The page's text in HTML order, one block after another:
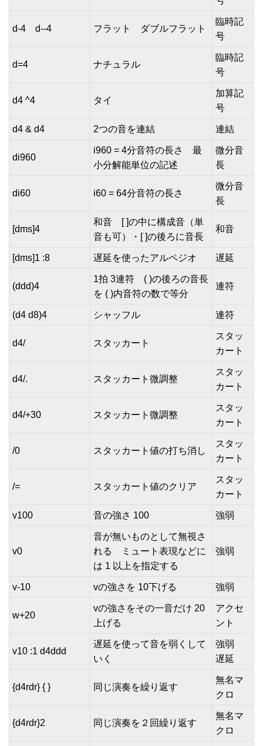
d-4 d--4 フラット ダブルフラット
臨時記
号
d=4 ナチュラル
臨時記
号
d4 ^4 タイ
加算記
号
d4 & d4 2つの音を連結 連結
di960
i960 = 4分音符の長さ 最
小分解能単位の記述
微分音
長
di60 i60 = 64分音符の長さ
微分音
長
[dms]4
和音 [ ]の中に構成音（単
音も可）・[ ]の後ろに音長
和音
[dms]1 :8 遅延を使ったアルペジオ 遅延
(ddd)4
1拍 3連符 ( )の後ろの音長
を ( )内音符の数で等分
連符
(d4 d8)4 シャッフル 連符
d4/ スタッカート
スタッ
カート
d4/. スタッカート微調整
スタッ
カート
d4/+30 スタッカート微調整
スタッ
カート
/0 スタッカート値の打ち消し
スタッ
カート
/= スタッカート値のクリア
スタッ
カート
v100 音の強さ 100 強弱
v0
音が無いものとして無視さ
れる ミュート表現などに
は 1 以上を指定する
強弱
v-10 vの強さを 10下げる 強弱
w+20
vの強さをその一音だけ 20
上げる
アクセ
ント
v10 :1 d4ddd
遅延を使って音を弱くして
いく
強弱
遅延
{d4rdr} { } 同じ演奏を繰り返す
無名マ
クロ
{d4rdr}2 同じ演奏を２回繰り返す
無名マ
クロ